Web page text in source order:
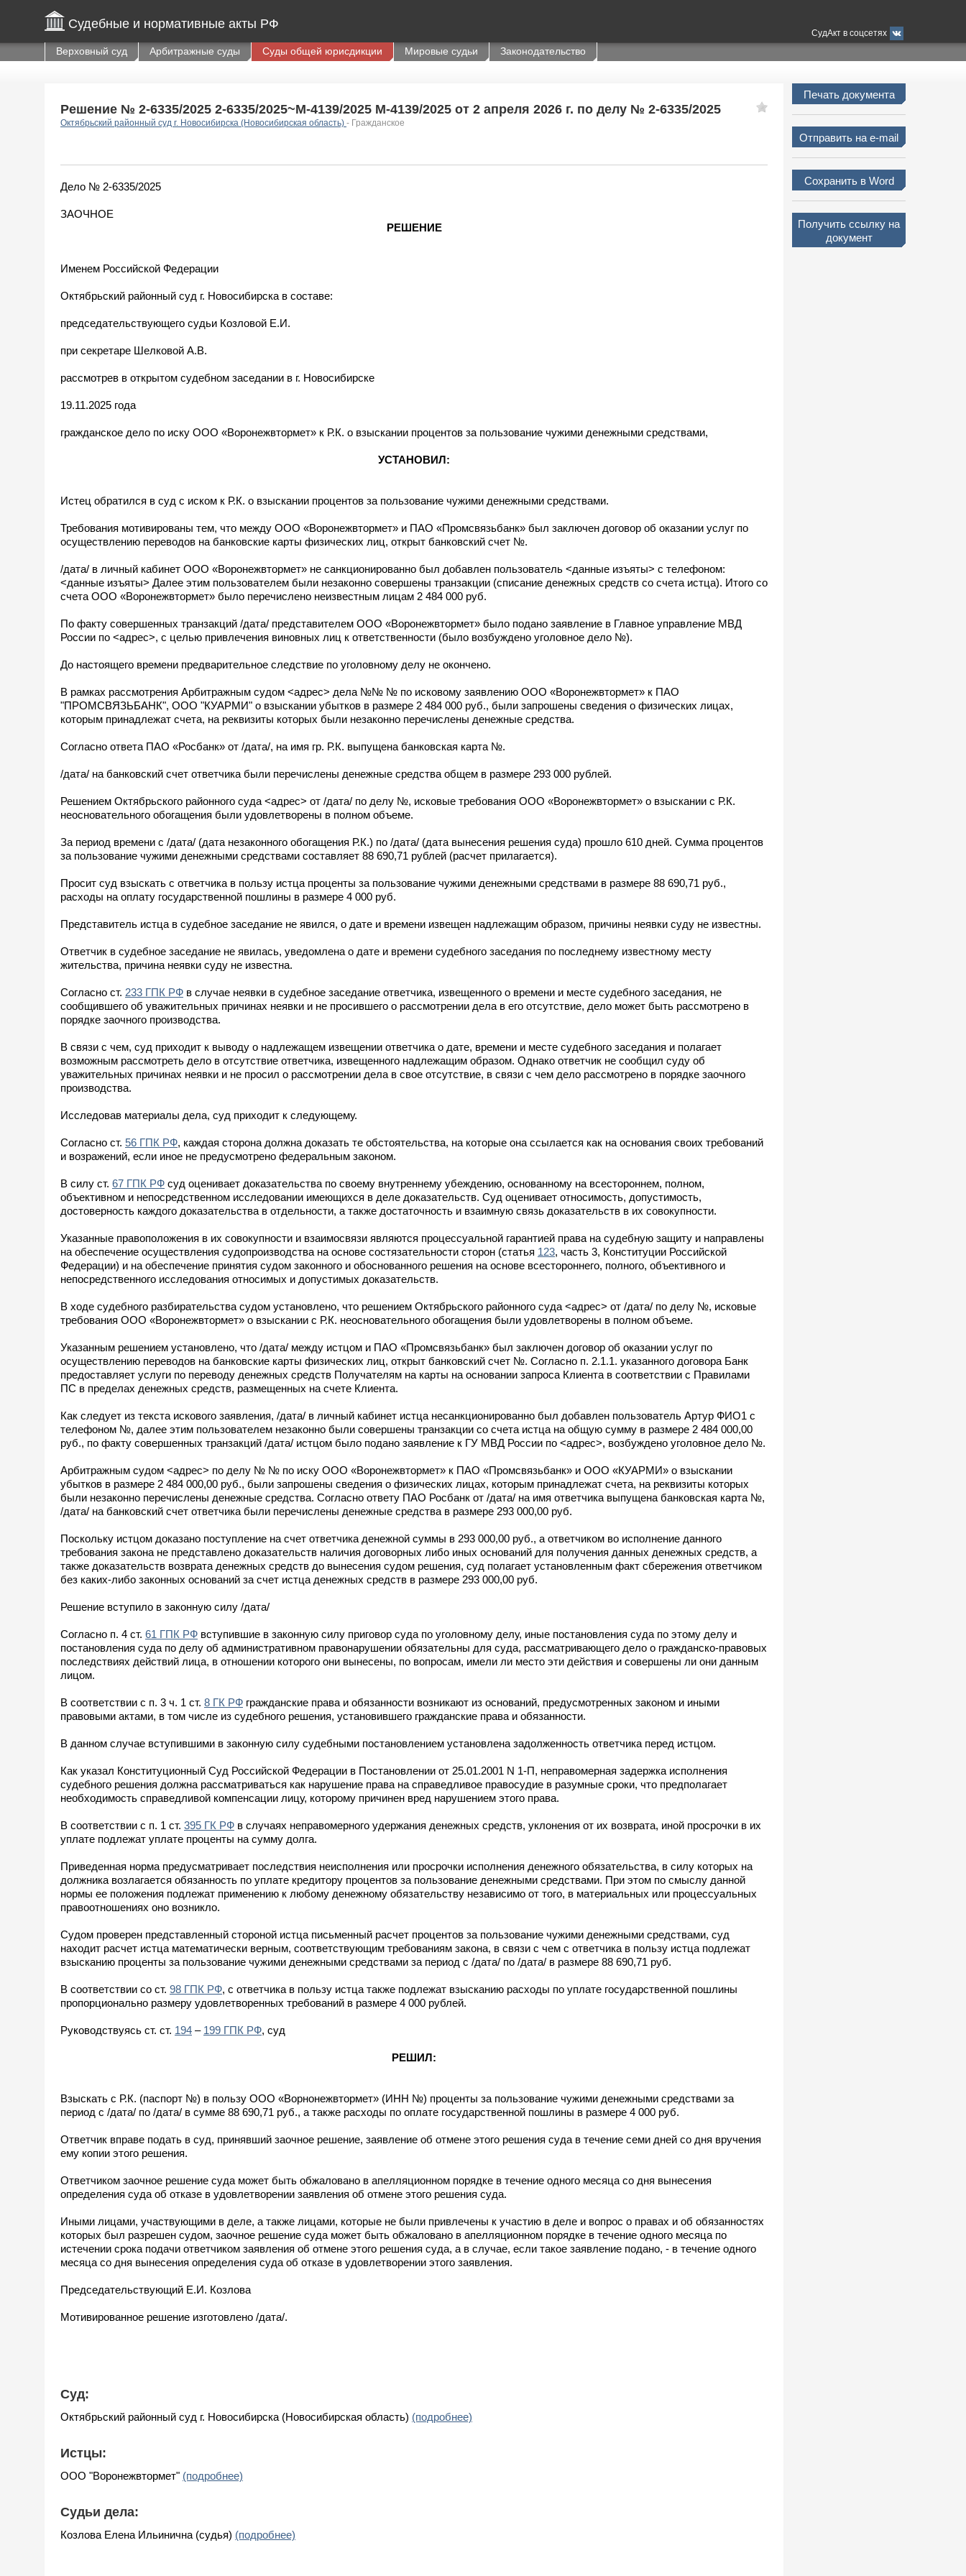
Судебные и нормативные акты РФ
СудАкт в соцсетях
Верховный суд Арбитражные суды Суды общей юрисдикции Мировые судьи Законодательство
Решение № 2-6335/2025 2-6335/2025~М-4139/2025 М-4139/2025 от 2 апреля 2026 г. по делу № 2-6335/2025
Октябрьский районный суд г. Новосибирска (Новосибирская область) - Гражданское
Дело № 2-6335/2025
ЗАОЧНОЕ
РЕШЕНИЕ
Именем Российской Федерации
Октябрьский районный суд г. Новосибирска в составе:
председательствующего судьи Козловой Е.И.
при секретаре Шелковой А.В.
рассмотрев в открытом судебном заседании в г. Новосибирске
19.11.2025 года
гражданское дело по иску ООО «Воронежвтормет» к Р.К. о взыскании процентов за пользование чужими денежными средствами,
УСТАНОВИЛ:
Истец обратился в суд с иском к Р.К. о взыскании процентов за пользование чужими денежными средствами.
Требования мотивированы тем, что между ООО «Воронежвтормет» и ПАО «Промсвязьбанк» был заключен договор об оказании услуг по
осуществлению переводов на банковские карты физических лиц, открыт банковский счет №.
/дата/ в личный кабинет ООО «Воронежвтормет» не санкционированно был добавлен пользователь <данные изъяты> с телефоном:
<данные изъяты> Далее этим пользователем были незаконно совершены транзакции (списание денежных средств со счета истца). Итого со
счета ООО «Воронежвтормет» было перечислено неизвестным лицам 2 484 000 руб.
По факту совершенных транзакций /дата/ представителем ООО «Воронежвтормет» было подано заявление в Главное управление МВД
России по <адрес>, с целью привлечения виновных лиц к ответственности (было возбуждено уголовное дело №).
До настоящего времени предварительное следствие по уголовному делу не окончено.
В рамках рассмотрения Арбитражным судом <адрес> дела №№ № по исковому заявлению ООО «Воронежвтормет» к ПАО
"ПРОМСВЯЗЬБАНК", ООО "КУАРМИ" о взыскании убытков в размере 2 484 000 руб., были запрошены сведения о физических лицах,
которым принадлежат счета, на реквизиты которых были незаконно перечислены денежные средства.
Согласно ответа ПАО «Росбанк» от /дата/, на имя гр. Р.К. выпущена банковская карта №.
/дата/ на банковский счет ответчика были перечислены денежные средства общем в размере 293 000 рублей.
Решением Октябрьского районного суда <адрес> от /дата/ по делу №, исковые требования ООО «Воронежвтормет» о взыскании с Р.К.
неосновательного обогащения были удовлетворены в полном объеме.
За период времени с /дата/ (дата незаконного обогащения Р.К.) по /дата/ (дата вынесения решения суда) прошло 610 дней. Сумма процентов
за пользование чужими денежными средствами составляет 88 690,71 рублей (расчет прилагается).
Просит суд взыскать с ответчика в пользу истца проценты за пользование чужими денежными средствами в размере 88 690,71 руб.,
расходы на оплату государственной пошлины в размере 4 000 руб.
Представитель истца в судебное заседание не явился, о дате и времени извещен надлежащим образом, причины неявки суду не известны.
Ответчик в судебное заседание не явилась, уведомлена о дате и времени судебного заседания по последнему известному месту
жительства, причина неявки суду не известна.
Согласно ст. 233 ГПК РФ в случае неявки в судебное заседание ответчика, извещенного о времени и месте судебного заседания, не
сообщившего об уважительных причинах неявки и не просившего о рассмотрении дела в его отсутствие, дело может быть рассмотрено в
порядке заочного производства.
В связи с чем, суд приходит к выводу о надлежащем извещении ответчика о дате, времени и месте судебного заседания и полагает
возможным рассмотреть дело в отсутствие ответчика, извещенного надлежащим образом. Однако ответчик не сообщил суду об
уважительных причинах неявки и не просил о рассмотрении дела в свое отсутствие, в связи с чем дело рассмотрено в порядке заочного
производства.
Исследовав материалы дела, суд приходит к следующему.
Согласно ст. 56 ГПК РФ, каждая сторона должна доказать те обстоятельства, на которые она ссылается как на основания своих требований
и возражений, если иное не предусмотрено федеральным законом.
В силу ст. 67 ГПК РФ суд оценивает доказательства по своему внутреннему убеждению, основанному на всестороннем, полном,
объективном и непосредственном исследовании имеющихся в деле доказательств. Суд оценивает относимость, допустимость,
достоверность каждого доказательства в отдельности, а также достаточность и взаимную связь доказательств в их совокупности.
Указанные правоположения в их совокупности и взаимосвязи являются процессуальной гарантией права на судебную защиту и направлены
на обеспечение осуществления судопроизводства на основе состязательности сторон (статья 123, часть 3, Конституции Российской
Федерации) и на обеспечение принятия судом законного и обоснованного решения на основе всестороннего, полного, объективного и
непосредственного исследования относимых и допустимых доказательств.
В ходе судебного разбирательства судом установлено, что решением Октябрьского районного суда <адрес> от /дата/ по делу №, исковые
требования ООО «Воронежвтормет» о взыскании с Р.К. неосновательного обогащения были удовлетворены в полном объеме.
Указанным решением установлено, что /дата/ между истцом и ПАО «Промсвязьбанк» был заключен договор об оказании услуг по
осуществлению переводов на банковские карты физических лиц, открыт банковский счет №. Согласно п. 2.1.1. указанного договора Банк
предоставляет услуги по переводу денежных средств Получателям на карты на основании запроса Клиента в соответствии с Правилами
ПС в пределах денежных средств, размещенных на счете Клиента.
Как следует из текста искового заявления, /дата/ в личный кабинет истца несанкционированно был добавлен пользователь Артур ФИО1 с
телефоном №, далее этим пользователем незаконно были совершены транзакции со счета истца на общую сумму в размере 2 484 000,00
руб., по факту совершенных транзакций /дата/ истцом было подано заявление к ГУ МВД России по <адрес>, возбуждено уголовное дело №.
Арбитражным судом <адрес> по делу № № по иску ООО «Воронежвтормет» к ПАО «Промсвязьбанк» и ООО «КУАРМИ» о взыскании
убытков в размере 2 484 000,00 руб., были запрошены сведения о физических лицах, которым принадлежат счета, на реквизиты которых
были незаконно перечислены денежные средства. Согласно ответу ПАО Росбанк от /дата/ на имя ответчика выпущена банковская карта №,
/дата/ на банковский счет ответчика были перечислены денежные средства в размере 293 000,00 руб.
Поскольку истцом доказано поступление на счет ответчика денежной суммы в 293 000,00 руб., а ответчиком во исполнение данного
требования закона не представлено доказательств наличия договорных либо иных оснований для получения данных денежных средств, а
также доказательств возврата денежных средств до вынесения судом решения, суд полагает установленным факт сбережения ответчиком
без каких-либо законных оснований за счет истца денежных средств в размере 293 000,00 руб.
Решение вступило в законную силу /дата/
Согласно п. 4 ст. 61 ГПК РФ вступившие в законную силу приговор суда по уголовному делу, иные постановления суда по этому делу и
постановления суда по делу об административном правонарушении обязательны для суда, рассматривающего дело о гражданско-правовых
последствиях действий лица, в отношении которого они вынесены, по вопросам, имели ли место эти действия и совершены ли они данным
лицом.
В соответствии с п. 3 ч. 1 ст. 8 ГК РФ гражданские права и обязанности возникают из оснований, предусмотренных законом и иными
правовыми актами, в том числе из судебного решения, установившего гражданские права и обязанности.
В данном случае вступившими в законную силу судебными постановлением установлена задолженность ответчика перед истцом.
Как указал Конституционный Суд Российской Федерации в Постановлении от 25.01.2001 N 1-П, неправомерная задержка исполнения
судебного решения должна рассматриваться как нарушение права на справедливое правосудие в разумные сроки, что предполагает
необходимость справедливой компенсации лицу, которому причинен вред нарушением этого права.
В соответствии с п. 1 ст. 395 ГК РФ в случаях неправомерного удержания денежных средств, уклонения от их возврата, иной просрочки в их
уплате подлежат уплате проценты на сумму долга.
Приведенная норма предусматривает последствия неисполнения или просрочки исполнения денежного обязательства, в силу которых на
должника возлагается обязанность по уплате кредитору процентов за пользование денежными средствами. При этом по смыслу данной
нормы ее положения подлежат применению к любому денежному обязательству независимо от того, в материальных или процессуальных
правоотношениях оно возникло.
Судом проверен представленный стороной истца письменный расчет процентов за пользование чужими денежными средствами, суд
находит расчет истца математически верным, соответствующим требованиям закона, в связи с чем с ответчика в пользу истца подлежат
взысканию проценты за пользование чужими денежными средствами за период с /дата/ по /дата/ в размере 88 690,71 руб.
В соответствии со ст. 98 ГПК РФ, с ответчика в пользу истца также подлежат взысканию расходы по уплате государственной пошлины
пропорционально размеру удовлетворенных требований в размере 4 000 рублей.
Руководствуясь ст. ст. 194 – 199 ГПК РФ, суд
РЕШИЛ:
Взыскать с Р.К. (паспорт №) в пользу ООО «Ворнонежвтормет» (ИНН №) проценты за пользование чужими денежными средствами за
период с /дата/ по /дата/ в сумме 88 690,71 руб., а также расходы по оплате государственной пошлины в размере 4 000 руб.
Ответчик вправе подать в суд, принявший заочное решение, заявление об отмене этого решения суда в течение семи дней со дня вручения
ему копии этого решения.
Ответчиком заочное решение суда может быть обжаловано в апелляционном порядке в течение одного месяца со дня вынесения
определения суда об отказе в удовлетворении заявления об отмене этого решения суда.
Иными лицами, участвующими в деле, а также лицами, которые не были привлечены к участию в деле и вопрос о правах и об обязанностях
которых был разрешен судом, заочное решение суда может быть обжаловано в апелляционном порядке в течение одного месяца по
истечении срока подачи ответчиком заявления об отмене этого решения суда, а в случае, если такое заявление подано, - в течение одного
месяца со дня вынесения определения суда об отказе в удовлетворении этого заявления.
Председательствующий Е.И. Козлова
Мотивированное решение изготовлено /дата/.
Суд:
Октябрьский районный суд г. Новосибирска (Новосибирская область) (подробнее)
Истцы:
ООО "Воронежвтормет" (подробнее)
Судьи дела:
Козлова Елена Ильинична (судья) (подробнее)
Печать документа
Отправить на e-mail
Сохранить в Word
Получить ссылку на
документ